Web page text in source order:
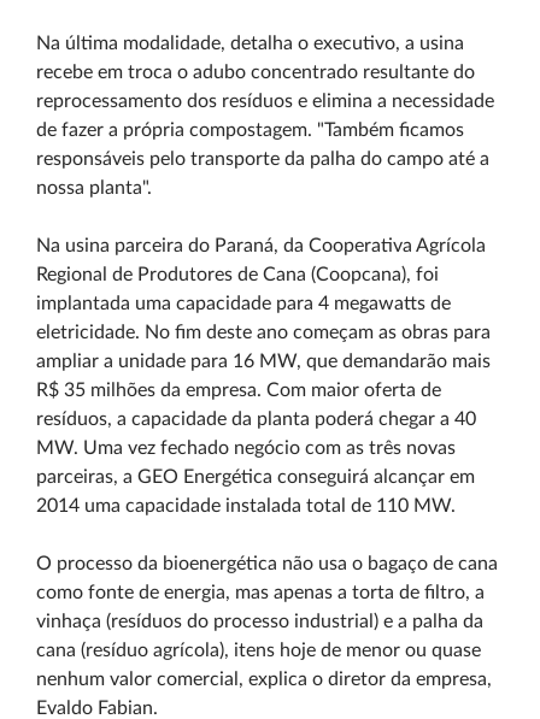
Na última modalidade, detalha o executivo, a usina
recebe em troca o adubo concentrado resultante do
reprocessamento dos resíduos e elimina a necessidade
de fazer a própria compostagem. "Também ficamos
responsáveis pelo transporte da palha do campo até a
nossa planta".
Na usina parceira do Paraná, da Cooperativa Agrícola
Regional de Produtores de Cana (Coopcana), foi
implantada uma capacidade para 4 megawatts de
eletricidade. No fim deste ano começam as obras para
ampliar a unidade para 16 MW, que demandarão mais
R$ 35 milhões da empresa. Com maior oferta de
resíduos, a capacidade da planta poderá chegar a 40
MW. Uma vez fechado negócio com as três novas
parceiras, a GEO Energética conseguirá alcançar em
2014 uma capacidade instalada total de 110 MW.
O processo da bioenergética não usa o bagaço de cana
como fonte de energia, mas apenas a torta de filtro, a
vinhaça (resíduos do processo industrial) e a palha da
cana (resíduo agrícola), itens hoje de menor ou quase
nenhum valor comercial, explica o diretor da empresa,
Evaldo Fabian.